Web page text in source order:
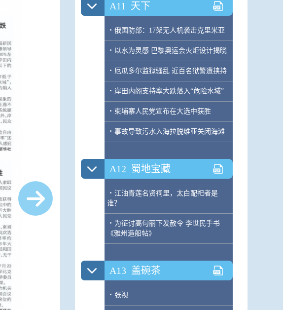
A11 天下
· 俄国防部：17架无人机袭击克里米亚
· 以水为灵感 巴黎奥运会火炬设计揭晓
· 厄瓜多尔监狱骚乱 近百名狱警遭挟持
· 岸田内阁支持率大跌落入“危险水域”
· 柬埔寨人民党宣布在大选中获胜
· 事故导致污水入海拉脱维亚关闭海滩
A12 蜀地宝藏
· 江油青莲名贤祠里，太白配祀者是
谁？
· 为征讨高句丽下发赦令 李世民手书
《雅州造船帖》
A13 盖碗茶
· 张视